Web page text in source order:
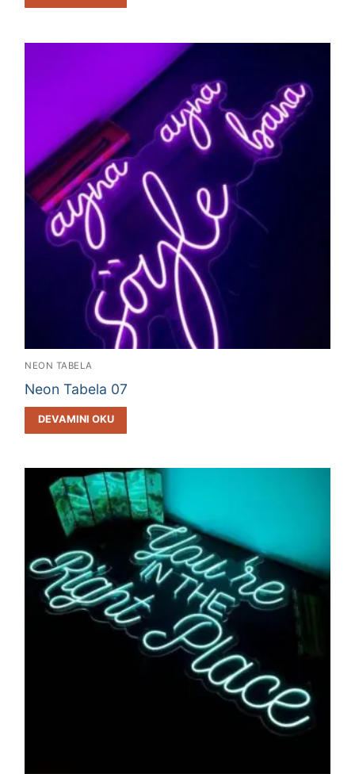
NEON TABELA
Neon Tabela 07
DEVAMINI OKU